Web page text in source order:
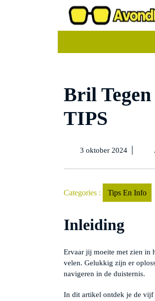
naar
inhoud
Bril
TIPS
3 oktober 2024
2024
|
Categories : Tips En Info
Inleiding
Ervaar jij moeite met zien in
velen. Gelukkig zijn er
navigeren in de duisternis.
In dit artikel ontdek je de vijf